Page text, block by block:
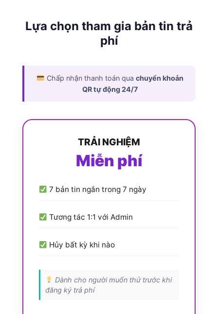
Lựa chọn tham gia bản tin trả
phí
Chấp nhận thanh toán qua chuyển khoản
QR tự động 24/7
TRẢI NGHIỆM
Miễn phí
7 bản tin ngắn trong 7 ngày
Tương tác 1:1 với Admin
Hủy bất kỳ khi nào
Dành cho người muốn thử trước khi
đăng ký trả phí